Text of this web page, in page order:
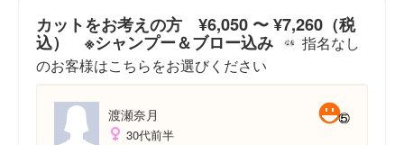
カットをお考えの方 ¥6,050 〜 ¥7,260（税
込） ※シャンプー＆ブロー込み
指名なし
のお客様はこちらをお選びください
渡瀬奈月
30代前半